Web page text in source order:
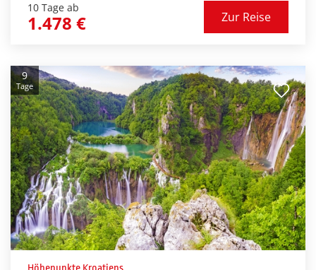
10 Tage ab
1.478 € Zur Reise
9
Tage